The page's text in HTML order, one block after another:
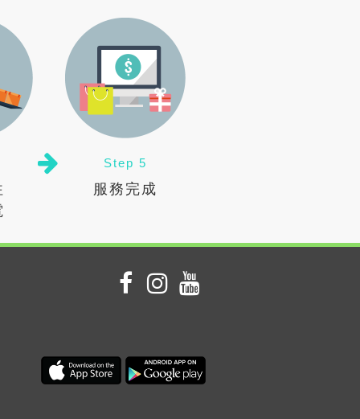
Step 5
服務完成